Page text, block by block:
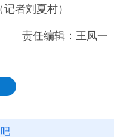
者刘夏村）
责任编辑：王凤一